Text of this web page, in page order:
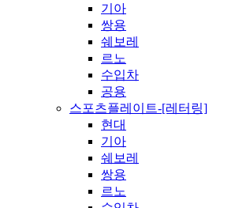
기아
쌍용
쉐보레
르노
수입차
공용
스포츠플레이트-[레터링]
현대
기아
쉐보레
쌍용
르노